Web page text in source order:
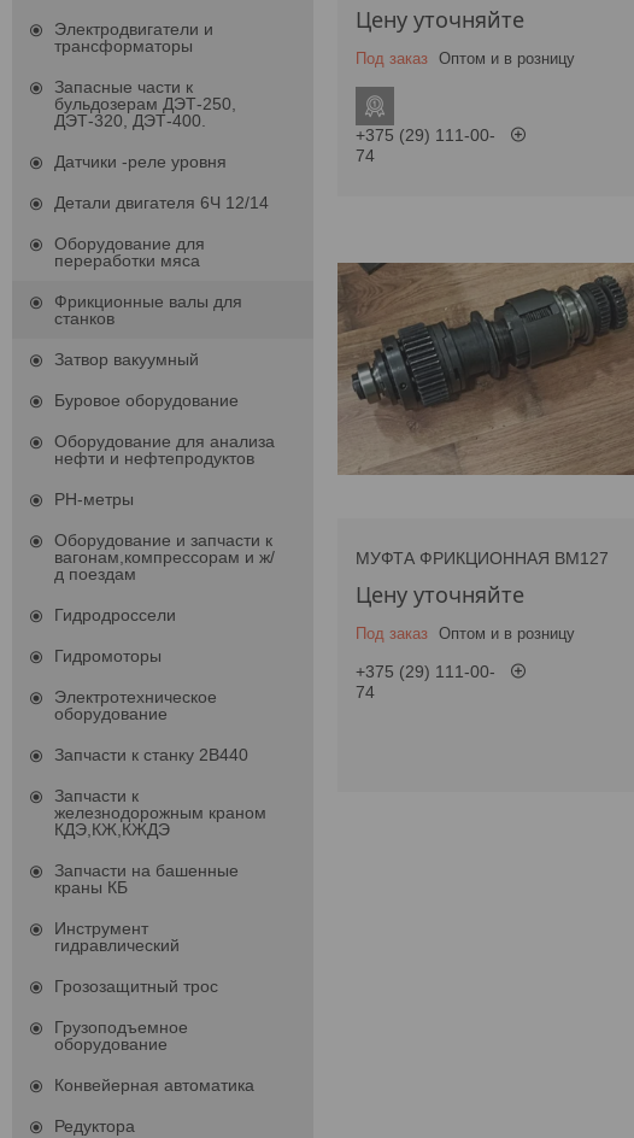
Цену уточняйте
Под заказ Оптом и в розницу
+375 (29) 111-00-
74
МУФТА ФРИКЦИОННАЯ ВМ127
Цену уточняйте
Под заказ Оптом и в розницу
+375 (29) 111-00-
74
Электродвигатели и
трансформаторы
Запасные части к
бульдозерам ДЭТ-250,
ДЭТ-320, ДЭТ-400.
Датчики -реле уровня
Детали двигателя 6Ч 12/14
Оборудование для
переработки мяса
Фрикционные валы для
станков
Затвор вакуумный
Буровое оборудование
Оборудование для анализа
нефти и нефтепродуктов
PH-метры
Оборудование и запчасти к
вагонам,компрессорам и ж/
д поездам
Гидродроссели
Гидромоторы
Электротехническое
оборудование
Запчасти к станку 2В440
Запчасти к
железнодорожным краном
КДЭ,КЖ,КЖДЭ
Запчасти на башенные
краны КБ
Инструмент
гидравлический
Грозозащитный трос
Грузоподъемное
оборудование
Конвейерная автоматика
Редуктора